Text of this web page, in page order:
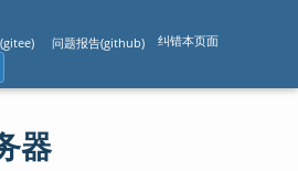
问题报告(github) 纠错本页面
器